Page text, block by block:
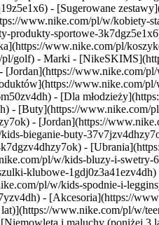
- [Sugerowane
www.nike.com/pl/w/kobiety-
produkty-sportowe-
www.nike.com/pl/
pl/golf) - Marki -
www.nike.com/
- [Dla
- [Buty](https://www.nike.com/
- [Jordan](https://
bieganie-buty-
-
pl/w/kids-bluzy-i-
klubowe-
pl/w/kids-spodnie-i-
- [Akcesoria](https://
www.nike.com/pl/w/
i maluchy (poniżej